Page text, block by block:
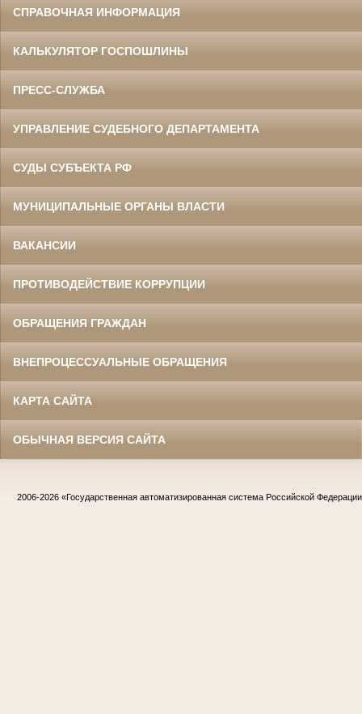
СПРАВОЧНАЯ ИНФОРМАЦИЯ
КАЛЬКУЛЯТОР ГОСПОШЛИНЫ
ПРЕСС-СЛУЖБА
УПРАВЛЕНИЕ СУДЕБНОГО ДЕПАРТАМЕНТА
СУДЫ СУБЪЕКТА РФ
МУНИЦИПАЛЬНЫЕ ОРГАНЫ ВЛАСТИ
ВАКАНСИИ
ПРОТИВОДЕЙСТВИЕ КОРРУПЦИИ
ОБРАЩЕНИЯ ГРАЖДАН
ВНЕПРОЦЕССУАЛЬНЫЕ ОБРАЩЕНИЯ
КАРТА САЙТА
ОБЫЧНАЯ ВЕРСИЯ САЙТА
2006-2026 «Государственная автоматизированная система Российской